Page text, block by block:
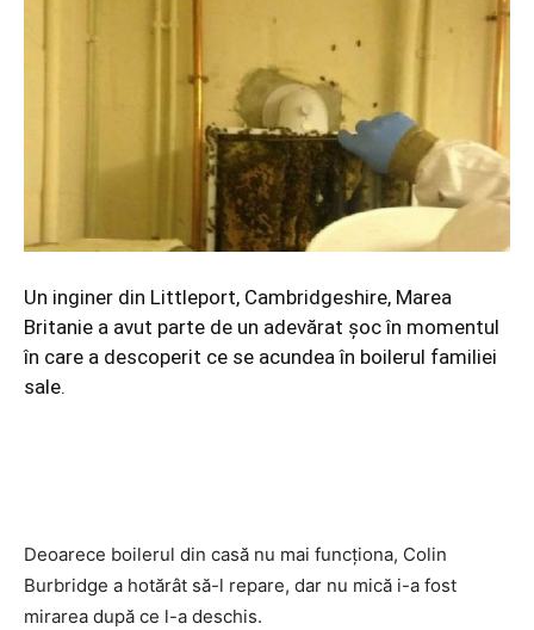
Un inginer din Littleport, Cambridgeshire, Marea
Britanie a avut parte de un adevărat șoc în momentul
în care a descoperit ce se acundea în boilerul familiei
sale.
Deoarece boilerul din casă nu mai funcționa, Colin
Burbridge a hotărât să-l repare, dar nu mică i-a fost
mirarea după ce l-a deschis.